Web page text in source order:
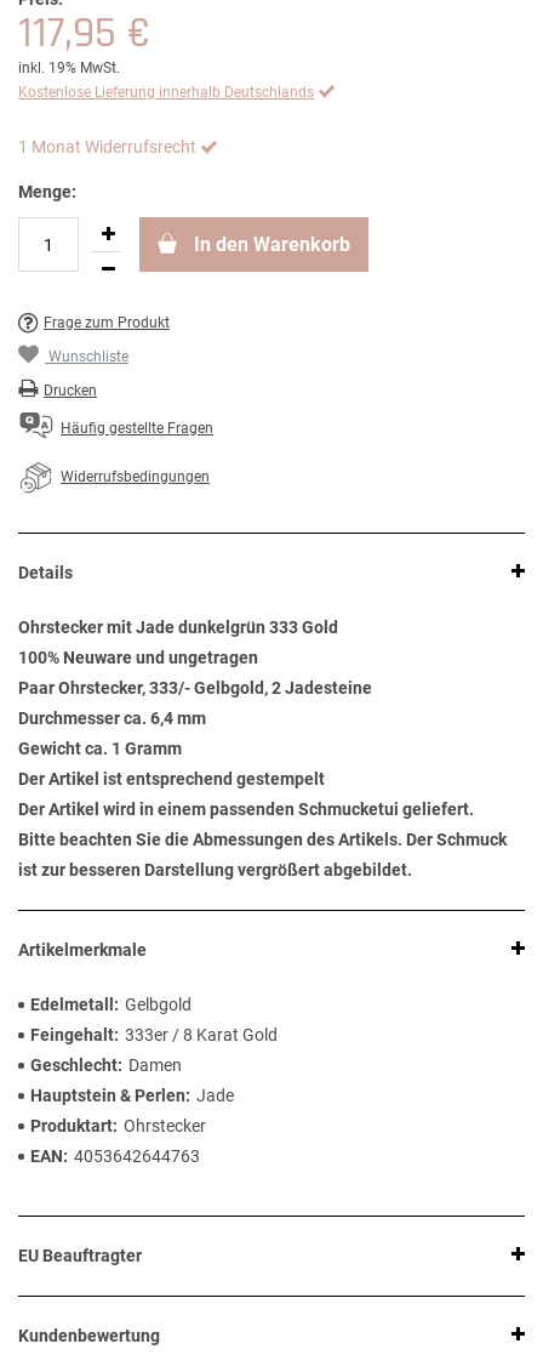
117,95 €
inkl. 19% MwSt.
Kostenlose Lieferung innerhalb Deutschlands
1 Monat Widerrufsrecht
Menge:
In den Warenkorb
Frage zum Produkt
Wunschliste
Drucken
Häufig gestellte Fragen
Widerrufsbedingungen
Details
Ohrstecker mit Jade dunkelgrün 333 Gold
100% Neuware und ungetragen
Paar Ohrstecker, 333/- Gelbgold, 2 Jadesteine
Durchmesser ca. 6,4 mm
Gewicht ca. 1 Gramm
Der Artikel ist entsprechend gestempelt
Der Artikel wird in einem passenden Schmucketui geliefert.
Bitte beachten Sie die Abmessungen des Artikels. Der Schmuck
ist zur besseren Darstellung vergrößert abgebildet.
Artikelmerkmale
Edelmetall
Gelbgold
Feingehalt 333er / 8 Karat Gold
Geschlecht
Damen
Hauptstein & Perlen
Jade
Produktart Ohrstecker
EAN
4053642644763
EU Beauftragter
Kundenbewertung